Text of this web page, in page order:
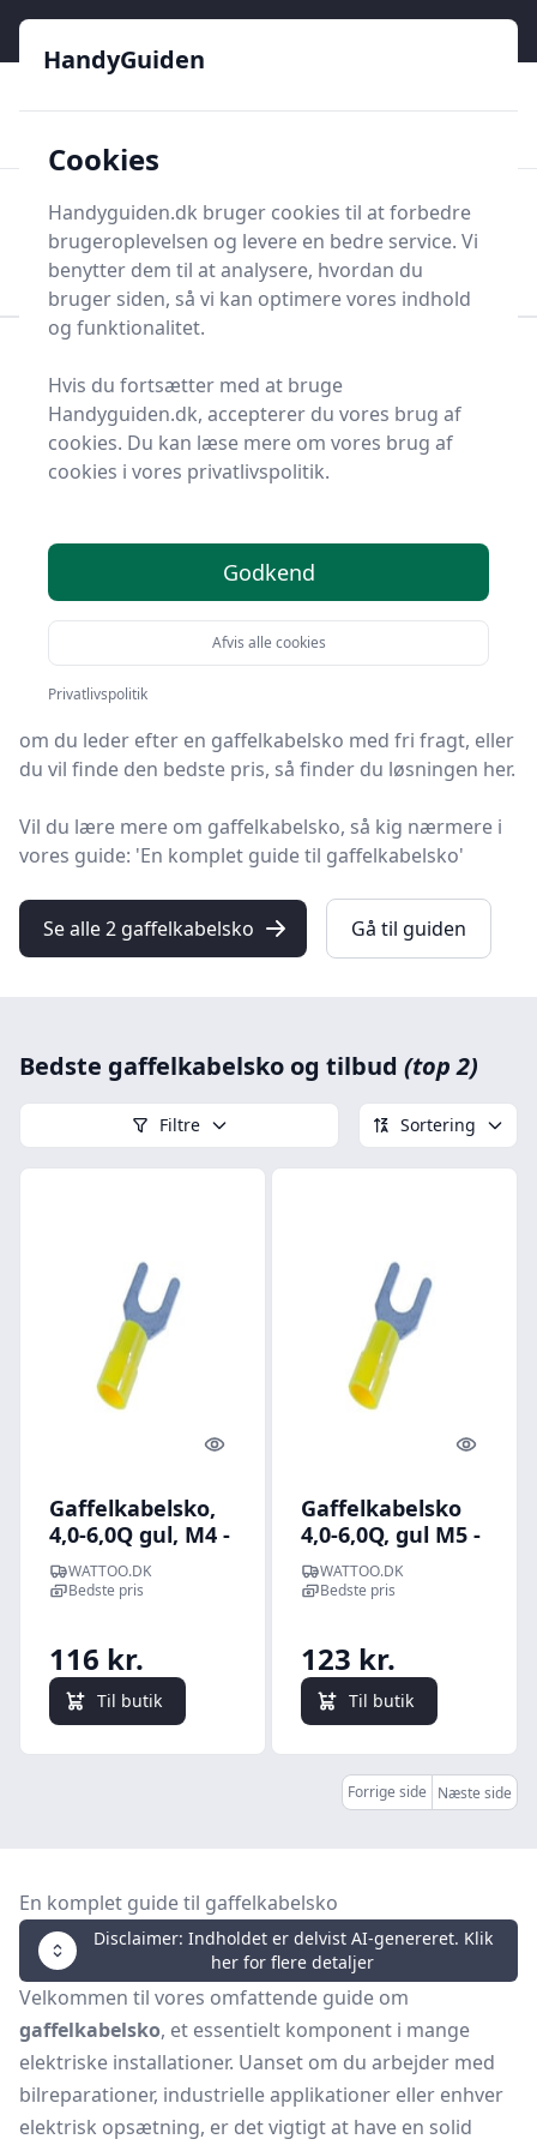
HandyGuiden
Søg nu
Søg nu
Diverse værktøj
Værktøjsdele og tilbehør
Koblinger og tilbehør
Gaffelkabelsko
Bedste gaffelkabelsko
Velkommen til HandyGuiden! Vi har gjort arbejdet for
dig og udvalgt 2 af de bedste gaffelkabelsko på
markedet.
Uanset om du prioriterer høj kvalitet uanset prisen,
om du leder efter en gaffelkabelsko med fri fragt, eller
du vil finde den bedste pris, så finder du løsningen her.
Vil du lære mere om gaffelkabelsko, så kig nærmere i
vores guide: 'En komplet guide til gaffelkabelsko'
Se alle 2 gaffelkabelsko Gå til guiden
Bedste gaffelkabelsko og tilbud (top 2)
Filtre Sortering
Quick look
Gaffelkabelsko,
4,0-6,0Q gul, M4 -
Nelco - 100 stk
WATTOO.DK
Bedste pris
116 kr.
Til butik
Quick
Gaffelkabelsko
4,0-6,0Q, gul M5 -
100 stk
WATTOO.DK
Bedste pris
123 kr.
Til butik
Forrige side Næste side
En komplet guide til gaffelkabelsko
Disclaimer: Indholdet er delvist AI-genereret. Klik
her for flere detaljer
Velkommen til vores omfattende guide om
gaffelkabelsko, et essentielt komponent i mange
elektriske installationer. Uanset om du arbejder med
bilreparationer, industrielle applikationer eller enhver
elektrisk opsætning, er det vigtigt at have en solid
HandyGuiden
Cookies
Handyguiden.dk bruger cookies til at forbedre
brugeroplevelsen og levere en bedre service. Vi
benytter dem til at analysere, hvordan du
bruger siden, så vi kan optimere vores indhold
og funktionalitet.
Hvis du fortsætter med at bruge
Handyguiden.dk, accepterer du vores brug af
cookies. Du kan læse mere om vores brug af
cookies i vores privatlivspolitik.
Godkend
Afvis alle cookies
Privatlivspolitik